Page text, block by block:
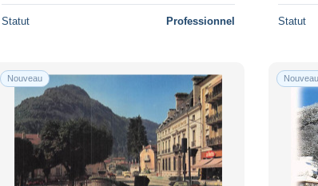
Statut Professionnel Statut
Nouveau Nouveau